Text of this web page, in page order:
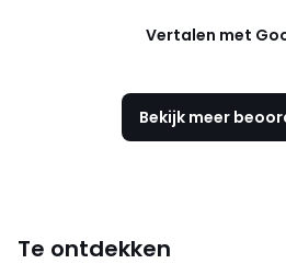
Vertalen met
Bekijk meer
Te ontdekken